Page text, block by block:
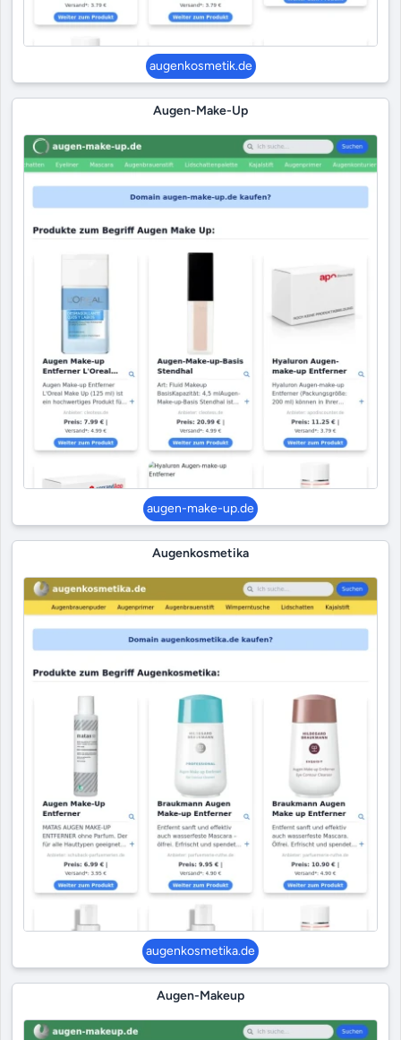
augenkosmetik.de
Augen-Make-Up
augen-make-up.de
Augenkosmetika
augenkosmetika.de
Augen-Makeup